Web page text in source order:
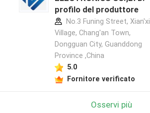
profilo del produttore
No.3 Funing Street, Xian'xi
Village, Chang'an Town,
Dongguan City, Guanddong
Province ,China
5.0
Fornitore verificato
Osservi più